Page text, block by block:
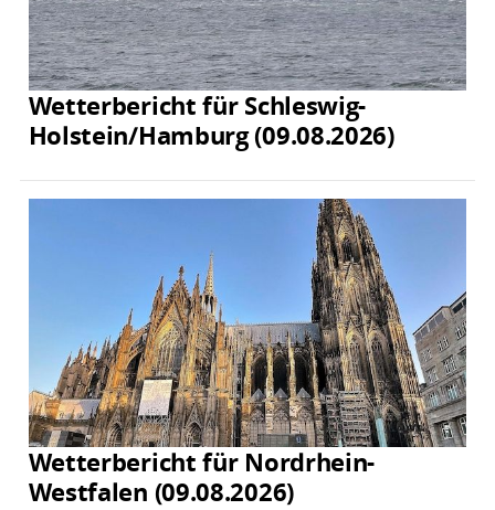
Wetterbericht für Schleswig-
Holstein/Hamburg (09.08.2026)
Wetterbericht für Nordrhein-
Westfalen (09.08.2026)